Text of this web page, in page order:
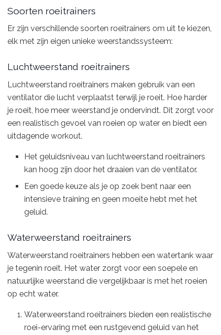
Soorten roeitrainers
Er zijn verschillende soorten roeitrainers om uit te kiezen,
elk met zijn eigen unieke weerstandssysteem:
Luchtweerstand roeitrainers
Luchtweerstand roeitrainers maken gebruik van een
ventilator die lucht verplaatst terwijl je roeit. Hoe harder
je roeit, hoe meer weerstand je ondervindt. Dit zorgt voor
een realistisch gevoel van roeien op water en biedt een
uitdagende workout.
Het geluidsniveau van luchtweerstand roeitrainers
kan hoog zijn door het draaien van de ventilator.
Een goede keuze als je op zoek bent naar een
intensieve training en geen moeite hebt met het
geluid.
Waterweerstand roeitrainers
Waterweerstand roeitrainers hebben een watertank waar
je tegenin roeit. Het water zorgt voor een soepele en
natuurlijke weerstand die vergelijkbaar is met het roeien
op echt water.
Waterweerstand roeitrainers bieden een realistische
roei-ervaring met een rustgevend geluid van het